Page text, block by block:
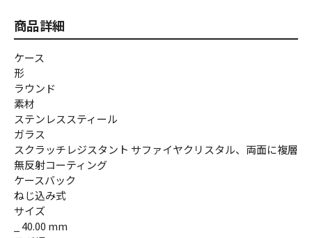
商品詳細
ケース
形
ラウンド
素材
ステンレススティール
ガラス
スクラッチレジスタント サファイヤクリスタル、両面に複層
無反射コーティング
ケースバック
ねじ込み式
サイズ
_ 40.00 mm